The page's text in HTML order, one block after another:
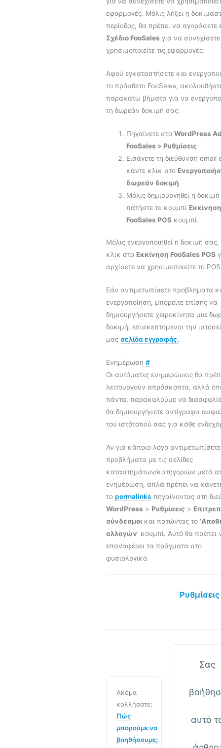
εφαρμογές. Μόλις λήξει η
περίοδος, θα πρέπει να αγοράσετε
Σχέδιο FooSales για να
χρησιμοποιείτε τις εφαρμογές.
Αφού εγκαταστήσετε και
το πρόσθετο FooSales,
παρακάτω βήματα για να
τη δωρεάν δοκιμή σας:
Πηγαίνετε στοWordPress
FooSales > Ρυθμίσεις
Εισάγετε τη διεύθυνση email
κάντε κλικ στο
δωρεάν δοκιμή
Μόλις δημιουργηθεί η
πατήστε το κουμπί
FooSales POS κουμπί.
Μόλις ενεργοποιηθεί η δοκιμή
κλικ στο Εκκίνηση FooSales POS
αρχίσετε να χρησιμοποιείτε το
Εάν αντιμετωπίσετε προβλήματα
ενεργοποίηση, μπορείτε επίσης να
δημιουργήσετε χειροκίνητα μια
δοκιμή, επισκεπτόμενοι την
μας σελίδα εγγραφής.
Ενημέρωση #
Οι αυτόματες ενημερώσεις θα
λειτουργούν απρόσκοπτα, αλλά
πάντα, παρακαλούμε να
θα δημιουργήσετε αντίγραφα
του ιστότοπού σας για κάθε
Αν για κάποιο λόγο αντιμετωπίσετε
προβλήματα με τις σελίδες
καταστημάτων/κατηγοριών μετά
ενημέρωση, απλά πρέπει να
το permalinks πηγαίνοντας στη
WordPress > Ρυθμίσεις >
σύνδεσμοικαι πατώντας το '
αλλαγών' κουμπί. Αυτό θα πρέπει
επαναφέρει τα πράγματα στο
φυσιολογικό.
Ακόμα
κολλήσατε;
Πώς
μπορούμε να
βοηθήσουμε;
Σας
αυτό